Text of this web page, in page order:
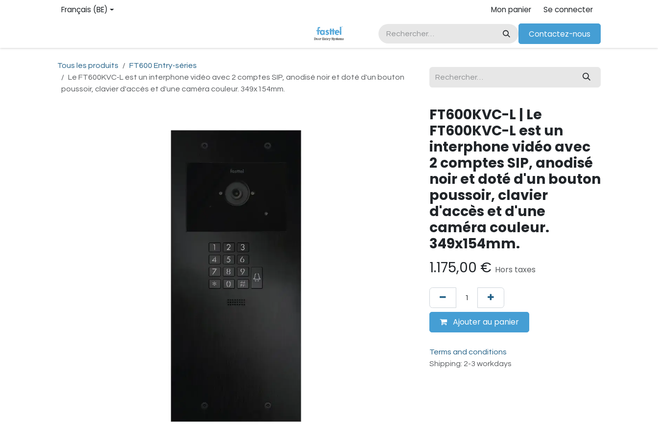
Se rendre au contenuFrançais (BE) Mon panier Se connecter
Contactez-nous
Tous les produits
FT600 Entry-séries
Le FT600KVC-L est un interphone vidéo avec 2 comptes SIP, anodisé noir et doté d'un bouton
poussoir, clavier d'accès et d'une caméra couleur. 349x154mm.
FT600KVC-L | Le
FT600KVC-L est un
interphone vidéo avec
2 comptes SIP, anodisé
noir et doté d'un bouton
poussoir, clavier
d'accès et d'une
caméra couleur.
349x154mm.
1.175,00 € Hors taxes
Ajouter au panier
Terms and conditions
Shipping: 2-3 workdays